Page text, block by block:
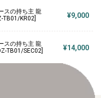
スの持ち主 龍
TB01/KR02]
¥9,000
スの持ち主 龍
TB01/SEC02]
¥14,000